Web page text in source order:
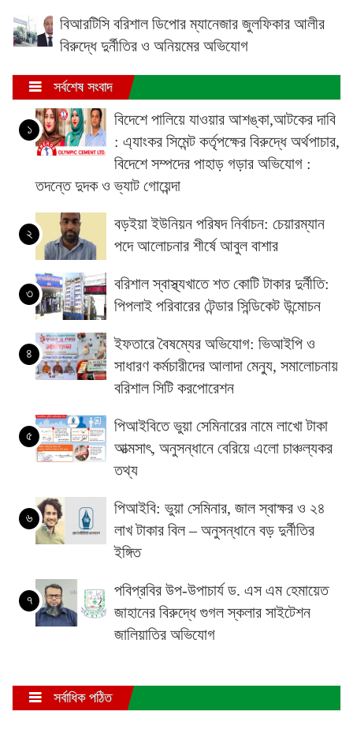
বিআরটিসি বরিশাল ডিপোর ম্যানেজার জুলফিকার আলীর
বিরুদ্ধে দুর্নীতির ও অনিয়মের অভিযোগ
সর্বশেষ সংবাদ
১
বিদেশে পালিয়ে যাওয়ার আশঙ্কা,আটকের দাবি
: এ্যাংকর সিমেন্ট কর্তৃপক্ষের বিরুদ্ধে অর্থপাচার,
বিদেশে সম্পদের পাহাড় গড়ার অভিযোগ :
তদন্তে দুদক ও ভ্যাট গোয়েন্দা
২
বড়ইয়া ইউনিয়ন পরিষদ নির্বাচন: চেয়ারম্যান
পদে আলোচনার শীর্ষে আবুল বাশার
৩
বরিশাল স্বাস্থ্যখাতে শত কোটি টাকার দুর্নীতি:
পিপলাই পরিবারের টেন্ডার সিন্ডিকেট উন্মোচন
৪
ইফতারে বৈষম্যের অভিযোগ: ভিআইপি ও
সাধারণ কর্মচারীদের আলাদা মেন্যু, সমালোচনায়
বরিশাল সিটি করপোরেশন
৫
পিআইবিতে ভুয়া সেমিনারের নামে লাখো টাকা
আত্মসাৎ, অনুসন্ধানে বেরিয়ে এলো চাঞ্চল্যকর
তথ্য
৬
পিআইবি: ভুয়া সেমিনার, জাল স্বাক্ষর ও ২৪
লাখ টাকার বিল – অনুসন্ধানে বড় দুর্নীতির
ইঙ্গিত
৭
পবিপ্রবির উপ-উপাচার্য ড. এস এম হেমায়েত
জাহানের বিরুদ্ধে গুগল স্কলার সাইটেশন
জালিয়াতির অভিযোগ
সর্বাধিক পঠিত